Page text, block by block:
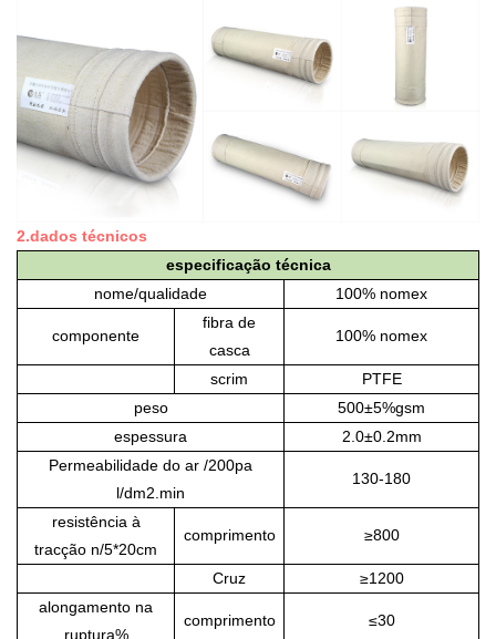
2.dados técnicos
especificação técnica
nome/qualidade
100% nomex
componente
fibra de
casca
100% nomex
scrim
PTFE
peso
500±5%gsm
espessura
2.0±0.2mm
Permeabilidade do ar /200pa
l/dm2.min
130-180
resistência à
tracção n/5*20cm
comprimento ≥800
Cruz
≥1200
alongamento na
ruptura%
comprimento ≤30